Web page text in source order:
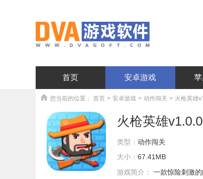
首页 安卓游戏
您当前的位置： 首页 > 安卓游戏 > 动作闯关 > 火枪英雄
火枪英雄v1.0.0
类型： 动作闯关
大小： 67.41MB
游戏简介：
一款惊险刺激